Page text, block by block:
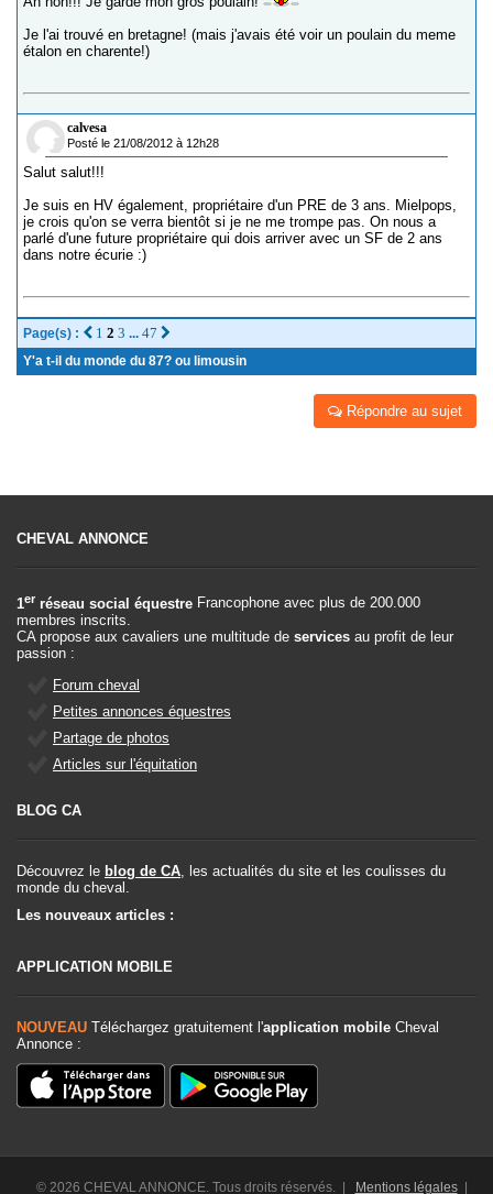
Je l'ai trouvé en bretagne! (mais j'avais été voir un poulain du meme
étalon en charente!)
calvesa
Posté le 21/08/2012 à 12h28
Salut salut!!!
Je suis en HV également, propriétaire d'un PRE de 3 ans. Mielpops,
je crois qu'on se verra bientôt si je ne me trompe pas. On nous a
parlé d'une future propriétaire qui dois arriver avec un SF de 2 ans
dans notre écurie :)
Page(s) : 1 2 3 ... 47
Y'a t-il du monde du 87? ou limousin
Répondre au sujet
CHEVAL ANNONCE
1er réseau social équestre Francophone avec plus de 200.000
membres inscrits.
CA propose aux cavaliers une multitude de services au profit de leur
passion :
Forum cheval
Petites annonces équestres
Partage de photos
Articles sur l'équitation
BLOG CA
Découvrez le blog de CA , les actualités du site et les coulisses du
monde du cheval.
Les nouveaux articles :
APPLICATION MOBILE
NOUVEAU Téléchargez gratuitement l'application mobile Cheval
Annonce :
© 2026 CHEVAL ANNONCE. Tous droits réservés. | Mentions légales|